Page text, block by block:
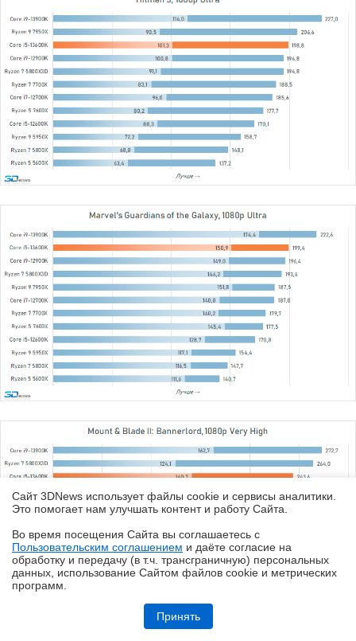
Обзор HUAWEI MatePad SE 11" (2026): тонкий металлический
планшет с раритетной начинкой
Сайт 3DNews использует файлы cookie и сервисы аналитики.
Это помогает нам улучшать контент и работу Cайта.
Во время посещения Cайта вы соглашаетесь с
Пользовательским соглашением и даёте согласие на
обработку и передачу (в т.ч. трансграничную) персональных
данных, использование Cайтом файлов cookie и метрических
программ.
Принять